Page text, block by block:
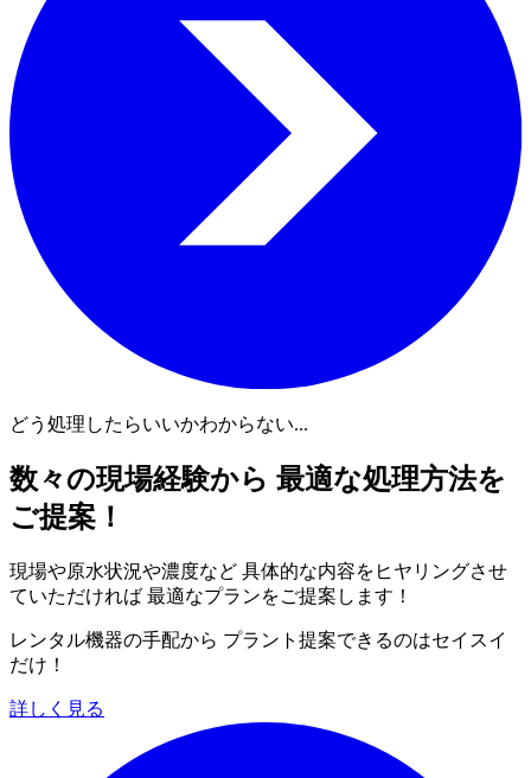
どう処理したらいいかわからない...
数々の現場経験から 最適な処理方法を
ご提案！
現場や原水状況や濃度など 具体的な内容をヒヤリングさせ
ていただければ 最適なプランをご提案します！
レンタル機器の手配から プラント提案できるのはセイスイ
だけ！
詳しく見る